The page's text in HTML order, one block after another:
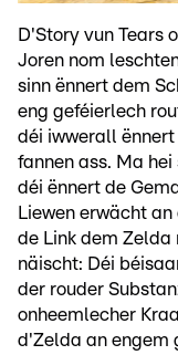
D'Story vun Tears
Joren nom
sinn ënnert dem
eng geféierlech
déi iwwerall
fannen ass. Ma
déi ënnert de
Liewen erwächt
de Link dem
näischt: Déi
der rouder
onheemlecher
d'Zelda an engem